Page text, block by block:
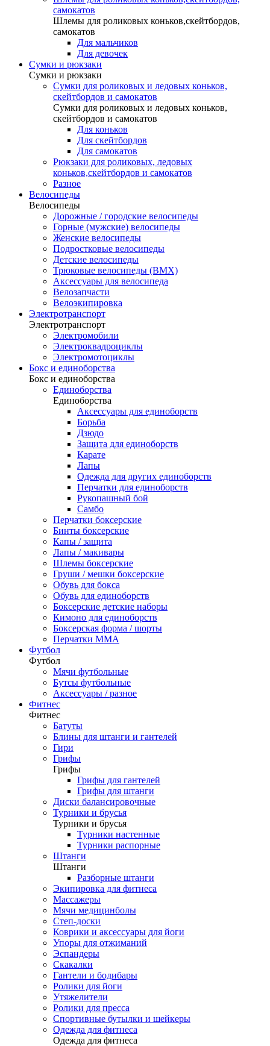
самокатов
Шлемы для роликовых коньков,скейтбордов,
самокатов
Для мальчиков
Для девочек
Сумки и рюкзаки
Сумки и рюкзаки
Сумки для роликовых и ледовых коньков,
скейтбордов и самокатов
Сумки для роликовых и ледовых коньков,
скейтбордов и самокатов
Для коньков
Для скейтбордов
Для самокатов
Рюкзаки для роликовых, ледовых
коньков,скейтбордов и самокатов
Разное
Велосипеды
Велосипеды
Дорожные / городские велосипеды
Горные (мужские) велосипеды
Женские велосипеды
Подростковые велосипеды
Детские велосипеды
Трюковые велосипеды (BMX)
Аксессуары для велосипеда
Велозапчасти
Велоэкипировка
Электротранспорт
Электротранспорт
Электромобили
Электроквадроциклы
Электромотоциклы
Бокс и единоборства
Бокс и единоборства
Единоборства
Единоборства
Аксессуары для единоборств
Борьба
Дзюдо
Защита для единоборств
Карате
Лапы
Одежда для других единоборств
Перчатки для единоборств
Рукопашный бой
Самбо
Перчатки боксерские
Бинты боксерские
Капы / защита
Лапы / макивары
Шлемы боксерские
Груши / мешки боксерские
Обувь для бокса
Обувь для единоборств
Боксерские детские наборы
Кимоно для единоборств
Боксерская форма / шорты
Перчатки ММА
Футбол
Футбол
Мячи футбольные
Бутсы футбольные
Аксессуары / разное
Фитнес
Фитнес
Батуты
Блины для штанги и гантелей
Гири
Грифы
Грифы
Грифы для гантелей
Грифы для штанги
Диски балансировочные
Турники и брусья
Турники и брусья
Турники настенные
Турники распорные
Штанги
Штанги
Разборные штанги
Экипировка для фитнеса
Массажеры
Мячи медицинболы
Степ-доски
Коврики и аксессуары для йоги
Упоры для отжиманий
Эспандеры
Скакалки
Гантели и бодибары
Ролики для йоги
Утяжелители
Ролики для пресса
Спортивные бутылки и шейкеры
Одежда для фитнеса
Одежда для фитнеса